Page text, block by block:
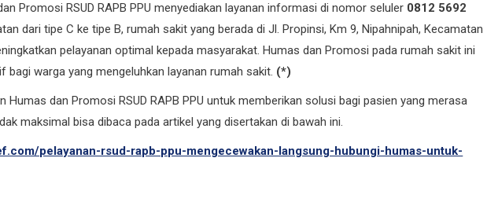
Promosi RSUD RAPB PPU menyediakan layanan informasi di nomor seluler 0812 5692
dari tipe C ke tipe B, rumah sakit yang berada di Jl. Propinsi, Km 9, Nipahnipah, Kecamatan
pelayanan optimal kepada masyarakat. Humas dan Promosi pada rumah sakit ini
warga yang mengeluhkan layanan rumah sakit. (*)
Humas dan Promosi RSUD RAPB PPU untuk memberikan solusi bagi pasien yang merasa
maksimal bisa dibaca pada artikel yang disertakan di bawah ini.
pelayanan-rsud-rapb-ppu-mengecewakan-langsung-hubungi-humas-untuk-